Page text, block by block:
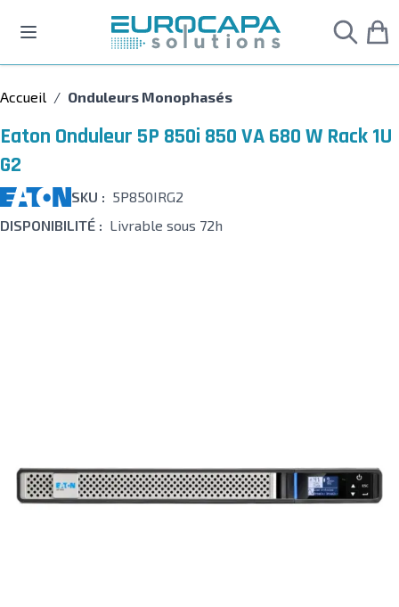
Accueil / Onduleurs Monophasés
Eaton Onduleur 5P 850i 850 VA 680 W Rack 1U
G2
SKU : 5P850IRG2
DISPONIBILITÉ : Livrable sous 72h